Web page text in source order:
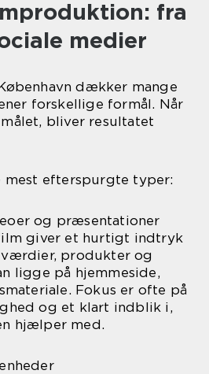
fra
medier
dækker mange
forskellige formål. Når
bliver resultatet
mest efterspurgte typer:
og præsentationer
giver et hurtigt indtryk
værdier, produkter og
ligge på hjemmeside,
Fokus er ofte på
og et klart indblik i,
hjælper med.